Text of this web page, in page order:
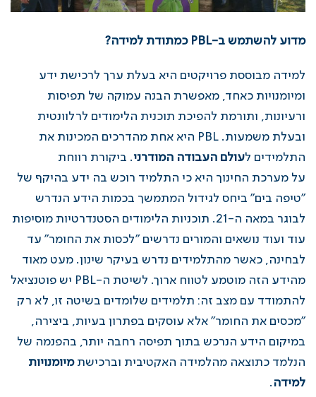
מדוע להשתמש ב-PBL כמתודת למידה?
למידה מבוססת פרויקטים היא בעלת ערך לרכישת ידע
ומיומנויות כאחד, מאפשרת הבנה עמוקה של תפיסות
ורעיונות, ותורמת להפיכת תוכנית הלימודים לרלוונטית
ובעלת משמעות. PBL היא אחת מהדרכים המכינות את
התלמידים לעולם העבודה המודרני. ביקורת רווחת
על מערכת החינוך היא כי התלמיד רוכש בה ידע בהיקף של
"טיפה בים" ביחס לגידול המתמשך בכמות הידע הנדרש
לבוגר במאה ה-21. תוכניות הלימודים הסטנדרטיות מוסיפות
עוד ועוד נושאים והמורים נדרשים "לכסות את החומר" עד
לבחינה, כאשר מהתלמידים נדרש בעיקר שינון. מעט מאוד
מהידע הזה מוטמע לטווח ארוך. לשיטת ה-PBL יש פוטנציאל
להתמודד עם מצב זה: תלמידים שלומדים בשיטה זו, לא רק
"מכסים את החומר" אלא עוסקים בפתרון בעיות, ביצירה,
במיקום הידע הנרכש בתוך תפיסה רחבה יותר, בהפנמה של
הנלמד כתוצאה מהלמידה האקטיבית וברכישתמיומנויות
למידה .